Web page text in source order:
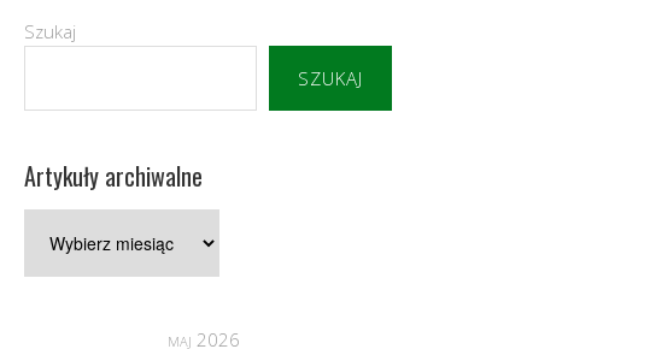
Szukaj
SZUKAJ
Artykuły archiwalne
archiwalne
maj 2026